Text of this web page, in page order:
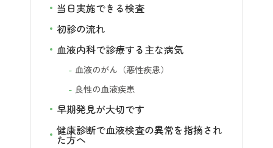
当日実施できる検査
初診の流れ
血液内科で診療する主な病気
血液のがん（悪性疾患）
良性の血液疾患
早期発見が大切です
健康診断で血液検査の異常を指摘され
た方へ